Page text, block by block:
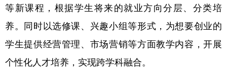
等新课程，根据学生将来的就业方向分层、分类培
养。同时以选修课、兴趣小组等形式，为想要创业的
学生提供经营管理、市场营销等方面教学内容，开展
个性化人才培养，实现跨学科融合。